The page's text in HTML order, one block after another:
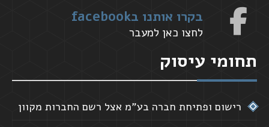
בקרו אותנו בfacebook
לחצו כאן למעבר
תחומי עיסוק
רישום ופתיחת חברה בע"מ אצל רשם החברות מקוון